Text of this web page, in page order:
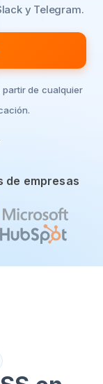
y Telegram.
partir de cualquier
de empresas